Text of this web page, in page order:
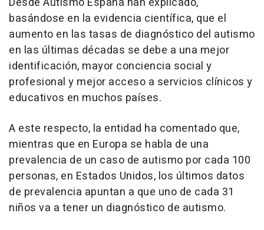
basándose en la evidencia científica, que el
aumento en las tasas de diagnóstico del autismo
en las últimas décadas se debe a una mejor
identificación, mayor conciencia social y
profesional y mejor acceso a servicios clínicos y
educativos en muchos países.
A este respecto, la entidad ha comentado que,
mientras que en Europa se habla de una
prevalencia de un caso de autismo por cada 100
personas, en Estados Unidos, los últimos datos
de prevalencia apuntan a que uno de cada 31
niños va a tener un diagnóstico de autismo.